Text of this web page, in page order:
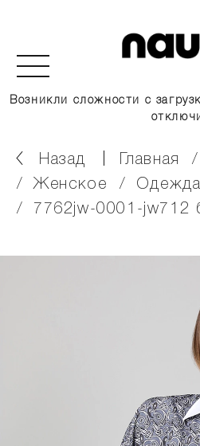
Возникли сложности с
Назад главная
женское
одежда
7762jw-0001-jw712